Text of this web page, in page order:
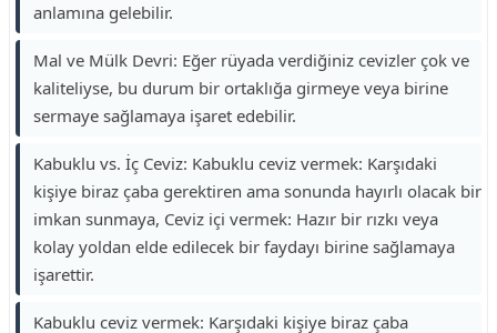
anlamına gelebilir.
Mal ve Mülk Devri: Eğer rüyada verdiğiniz cevizler çok ve
kaliteliyse, bu durum bir ortaklığa girmeye veya birine
sermaye sağlamaya işaret edebilir.
Kabuklu vs. İç Ceviz: Kabuklu ceviz vermek: Karşıdaki
kişiye biraz çaba gerektiren ama sonunda hayırlı olacak bir
imkan sunmaya, Ceviz içi vermek: Hazır bir rızkı veya
kolay yoldan elde edilecek bir faydayı birine sağlamaya
işarettir.
Kabuklu ceviz vermek: Karşıdaki kişiye biraz çaba